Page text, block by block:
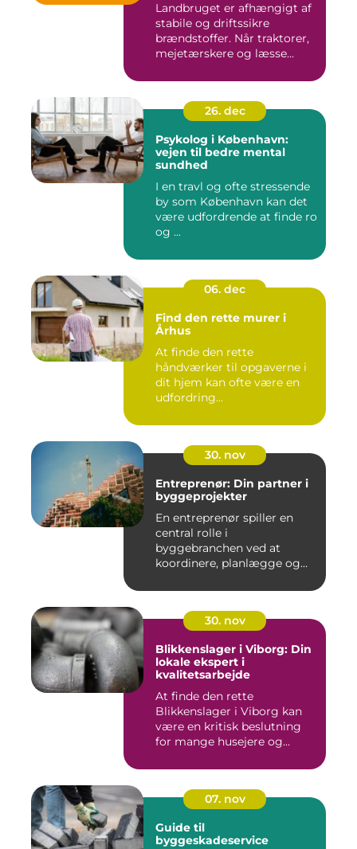
Landbruget er afhængigt af
stabile og driftssikre
brændstoffer. Når traktorer,
mejetærskere og læsse...
26. dec
Psykolog i København:
vejen til bedre mental
sundhed
I en travl og ofte stressende
by som København kan det
være udfordrende at finde ro
og ...
06. dec
Find den rette murer i
Århus
At finde den rette
håndværker til opgaverne i
dit hjem kan ofte være en
udfordring...
30. nov
Entreprenør: Din partner i
byggeprojekter
En entreprenør spiller en
central rolle i
byggebranchen ved at
koordinere, planlægge og...
30. nov
Blikkenslager i Viborg: Din
lokale ekspert i
kvalitetsarbejde
At finde den rette
Blikkenslager i Viborg kan
være en kritisk beslutning
for mange husejere og...
07. nov
Guide til
byggeskadeservice